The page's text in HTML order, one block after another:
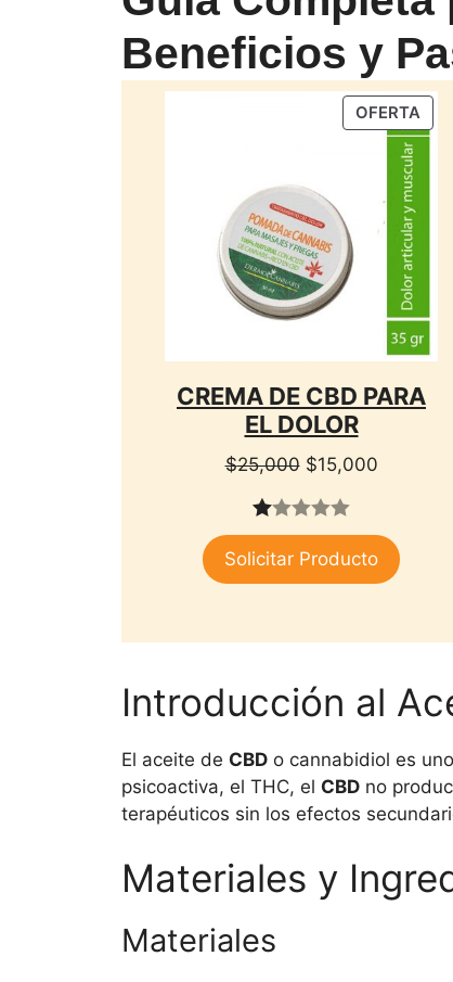
Beneficios y
OFERTA
EN
CREMA DE CBD PARA
EL DOLOR
$25,000 El
original
$25,000.
$15,000El
es:
$15,000.
1.
00
Solicitar Producto
Introducción al
El aceite de CBD o cannabidiol es
psicoactiva, el THC, el CBD no
terapéuticos sin los efectos
Materiales y
Materiales